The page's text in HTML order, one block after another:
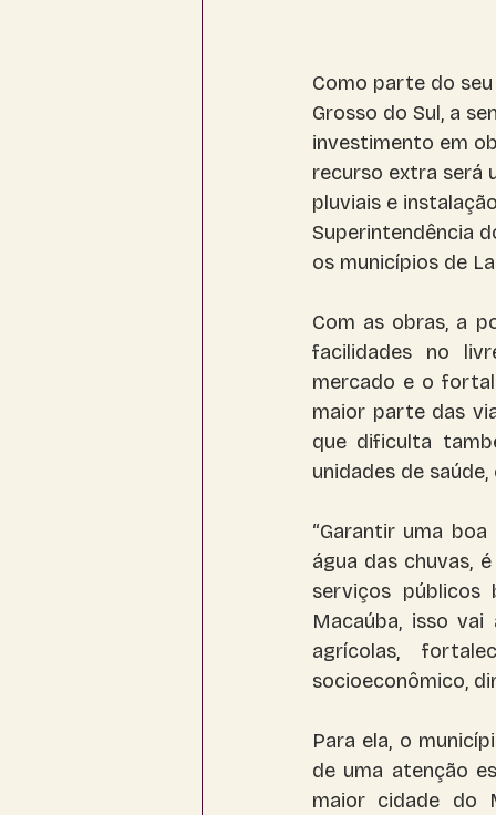
Como parte do
Grosso do Sul, a
investimento em
recurso extra será
pluviais e
Superintendência
os municípios de
Com as obras, a
facilidades no
mercado e o
maior parte das
que dificulta
unidades de
“Garantir uma
água das chuvas,
serviços
Macaúba, isso
agrícolas,
socioeconômico,
Para ela, o
de uma atenção
maior cidade do